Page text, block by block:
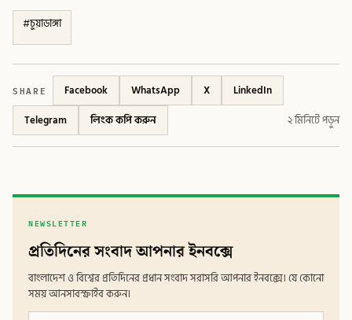
#চুয়াডাঙ্গা
SHARE Facebook WhatsApp X
LinkedIn
Telegram
লিংক কপি করুন ২ মিনিটে পড়ুন
NEWSLETTER
প্রতিদিনের সংবাদ আপনার ইনবক্সে
বাংলাদেশ ও বিশ্বের প্রতিদিনের প্রধান সংবাদ সরাসরি আপনার ইনবক্সে। যে কোনো
সময় আনসাবস্ক্রাইব করুন।